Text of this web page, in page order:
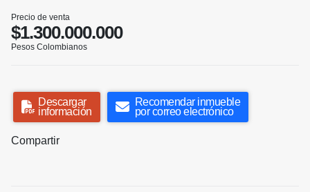
Precio de venta
$1.300.000.000
Pesos Colombianos
Descargar
información
Recomendar inmueble
por correo electrónico
Compartir